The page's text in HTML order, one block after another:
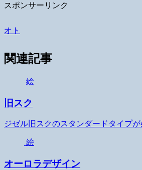
スポンサーリンク
オト
関連記事
絵
旧スク
ジゼル旧スクのスタンダードタイプが
絵
オーロラデザイン